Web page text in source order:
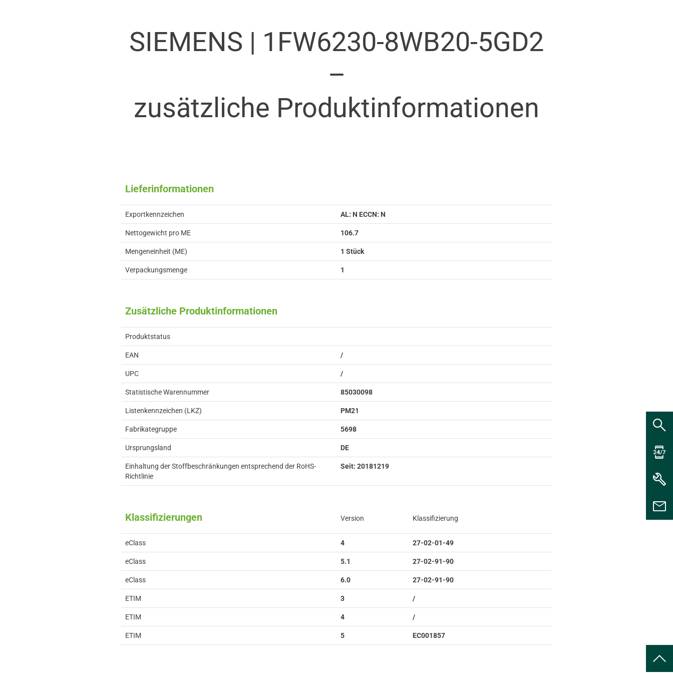
SIEMENS | 1FW6230-8WB20-5GD2
–
zusätzliche Produkt­informationen
Lieferinformationen
Exportkennzeichen AL: N ECCN: N
Nettogewicht pro ME 106.7
Mengeneinheit (ME) 1 Stück
Verpackungsmenge 1
Zusätzliche Produktinformationen
Produktstatus
EAN /
UPC /
Statistische Warennummer 85030098
Listenkennzeichen (LKZ) PM21
Fabrikategruppe 5698
Ursprungsland DE
Einhaltung der Stoffbeschränkungen entsprechend der RoHS-
Richtlinie
Seit: 20181219
Klassifizierungen Version Klassifizierung
eClass 4 27-02-01-49
eClass 5.1 27-02-91-90
eClass 6.0 27-02-91-90
ETIM 3 /
ETIM 4 /
ETIM 5 EC001857